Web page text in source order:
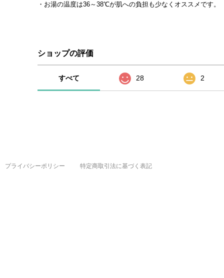
・お湯の温度は36～38℃が肌への負担も少なくオススメです。
ショップの評価
すべて 28 2
プライバシーポリシー 特定商取引法に基づく表記